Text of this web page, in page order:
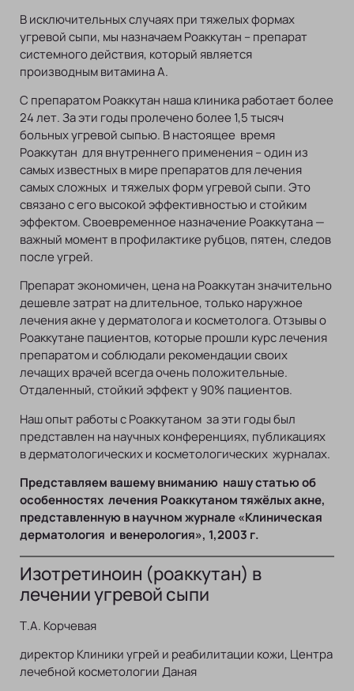
В исключительных случаях при тяжелых формах
угревой сыпи, мы назначаем Роаккутан – препарат
системного действия, который является
производным витамина А.
С препаратом Роаккутан наша клиника работает более
24 лет. За эти годы пролечено более 1,5 тысяч
больных угревой сыпью. В настоящее время
Роаккутан для внутреннего применения – один из
самых известных в мире препаратов для лечения
самых сложных и тяжелых форм угревой сыпи. Это
связано с его высокой эффективностью и стойким
эффектом. Своевременное назначение Роаккутана —
важный момент в профилактике рубцов, пятен, следов
после угрей.
Препарат экономичен, цена на Роаккутан значительно
дешевле затрат на длительное, только наружное
лечения акне у дерматолога и косметолога. Отзывы о
Роаккутане пациентов, которые прошли курс лечения
препаратом и соблюдали рекомендации своих
лечащих врачей всегда очень положительные.
Отдаленный, стойкий эффект у 90% пациентов.
Наш опыт работы с Роаккутаном за эти годы был
представлен на научных конференциях, публикациях
в дерматологических и косметологических журналах.
Представляем вашему вниманию нашу статью об
особенностях лечения Роаккутаном тяжёлых акне,
представленную в научном журнале «Клиническая
дерматология и венерология», 1,2003 г.
Изотретиноин (роаккутан) в
лечении угревой сыпи
Т.А. Корчевая
директор Клиники угрей и реабилитации кожи, Центра
лечебной косметологии Даная